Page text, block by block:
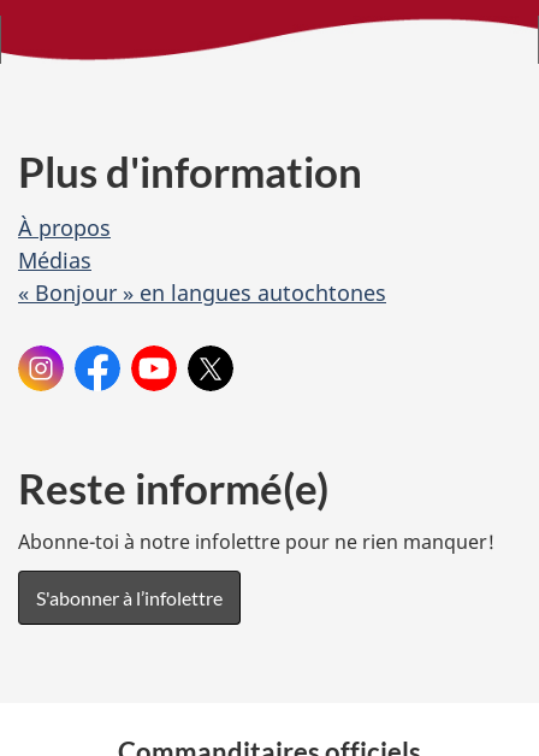
n
x
e
s
Plus d'information
À propos
Médias
« Bonjour » en langues autochtones
S
u
l
e
s
m
é
Instagram:
patrimoine.cdn
Facebook:Patrimoine
canadien
YouTube:
Patrimoine
X:
Patrimoine
Reste informé(e)
Abonne-toi à notre infolettre pour ne rien manquer!
S'abonner à l’infolettre